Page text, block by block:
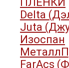
Delta
Juta
Изоспан
FarAcs